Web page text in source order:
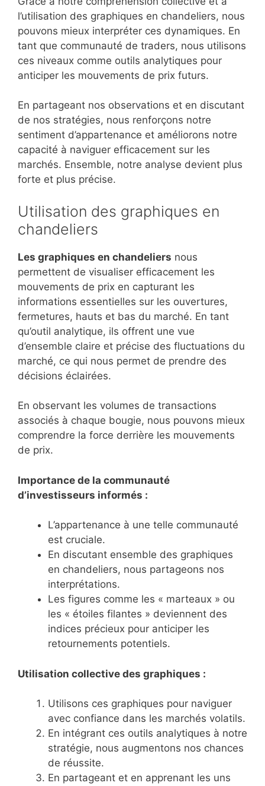
l’utilisation des graphiques en chandeliers, nous
pouvons mieux interpréter ces dynamiques. En
tant que communauté de traders, nous utilisons
ces niveaux comme outils analytiques pour
anticiper les mouvements de prix futurs.
En partageant nos observations et en discutant
de nos stratégies, nous renforçons notre
sentiment d’appartenance et améliorons notre
capacité à naviguer efficacement sur les
marchés. Ensemble, notre analyse devient plus
forte et plus précise.
Utilisation des graphiques en
chandeliers
Les graphiques en chandeliers nous
permettent de visualiser efficacement les
mouvements de prix en capturant les
informations essentielles sur les ouvertures,
fermetures, hauts et bas du marché. En tant
qu’outil analytique, ils offrent une vue
d’ensemble claire et précise des fluctuations du
marché, ce qui nous permet de prendre des
décisions éclairées.
En observant les volumes de transactions
associés à chaque bougie, nous pouvons mieux
comprendre la force derrière les mouvements
de prix.
Importance de la communauté
d’investisseurs informés :
L’appartenance à une telle communauté
est cruciale.
En discutant ensemble des graphiques
en chandeliers, nous partageons nos
interprétations.
Les figures comme les « marteaux » ou
les « étoiles filantes » deviennent des
indices précieux pour anticiper les
retournements potentiels.
Utilisation collective des graphiques :
Utilisons ces graphiques pour naviguer
avec confiance dans les marchés volatils.
En intégrant ces outils analytiques à notre
stratégie, nous augmentons nos chances
de réussite.
En partageant et en apprenant les uns